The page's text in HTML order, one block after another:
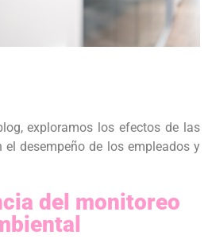
exploramos los efectos de las
desempeño de los empleados y
del monitoreo